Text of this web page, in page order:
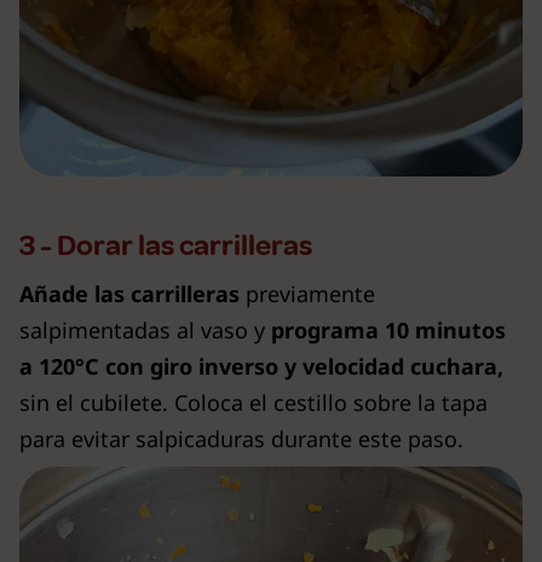
3 - Dorar las carrilleras
Añade las carrilleras previamente
salpimentadas al vaso y programa 10 minutos
a 120°C con giro inverso y velocidad cuchara,
sin el cubilete. Coloca el cestillo sobre la tapa
para evitar salpicaduras durante este paso.